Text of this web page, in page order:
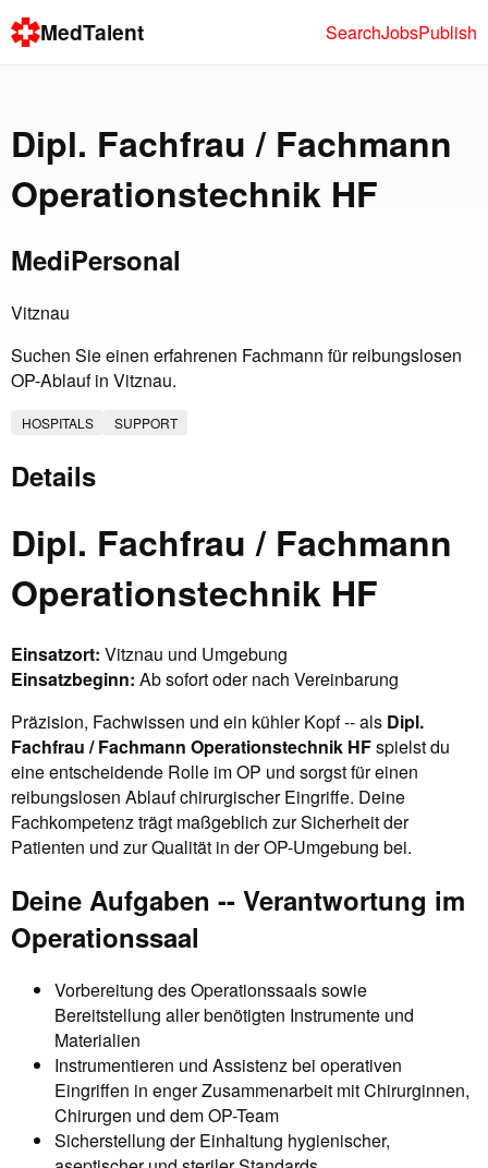
MedTalent SearchJobsPublish
Dipl. Fachfrau / Fachmann
Operationstechnik HF
MediPersonal
Vitznau
Suchen Sie einen erfahrenen Fachmann für reibungslosen
OP-Ablauf in Vitznau.
HOSPITALS SUPPORT
Details
Dipl. Fachfrau / Fachmann
Operationstechnik HF
Einsatzort: Vitznau und Umgebung
Einsatzbeginn: Ab sofort oder nach Vereinbarung
Präzision, Fachwissen und ein kühler Kopf -- als Dipl.
Fachfrau / Fachmann Operationstechnik HFspielst du
eine entscheidende Rolle im OP und sorgst für einen
reibungslosen Ablauf chirurgischer Eingriffe. Deine
Fachkompetenz trägt maßgeblich zur Sicherheit der
Patienten und zur Qualität in der OP-Umgebung bei.
Deine Aufgaben -- Verantwortung im
Operationssaal
Vorbereitung des Operationssaals sowie
Bereitstellung aller benötigten Instrumente und
Materialien
Instrumentieren und Assistenz bei operativen
Eingriffen in enger Zusammenarbeit mit Chirurginnen,
Chirurgen und dem OP-Team
Sicherstellung der Einhaltung hygienischer,